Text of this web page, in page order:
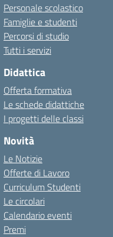
Personale scolastico
Famiglie e studenti
Percorsi di studio
Tutti i servizi
Didattica
Offerta formativa
Le schede didattiche
I progetti delle classi
Novità
Le Notizie
Offerte di Lavoro
Curriculum Studenti
Le circolari
Calendario eventi
Premi